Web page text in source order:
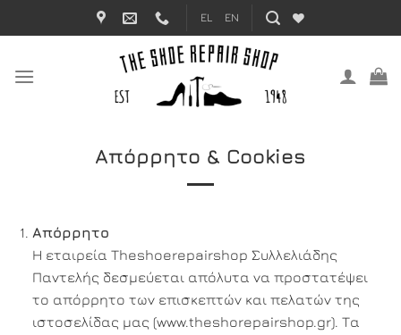
στο
EL EN
Απόρρητο & Cookies
Απόρρητο
Η εταιρεία Theshoerepairshop Συλλελιάδης
Παντελής δεσμεύεται απόλυτα να προστατέψει
το απόρρητο των επισκεπτών και πελατών της
ιστοσελίδας μας (www.theshorepairshop.gr). Τα